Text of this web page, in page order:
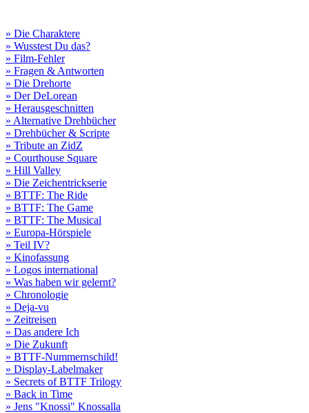
» Die Charaktere
» Wusstest Du das?
» Film-Fehler
» Fragen & Antworten
» Die Drehorte
» Der DeLorean
» Herausgeschnitten
» Alternative Drehbücher
» Drehbücher & Scripte
» Tribute an ZidZ
» Courthouse Square
» Hill Valley
» Die Zeichentrickserie
» BTTF: The Ride
» BTTF: The Game
» BTTF: The Musical
» Europa-Hörspiele
» Teil IV?
» Kinofassung
» Logos international
» Was haben wir gelernt?
» Chronologie
» Deja-vu
» Zeitreisen
» Das andere Ich
» Die Zukunft
» BTTF-Nummernschild!
» Display-Labelmaker
» Secrets of BTTF Trilogy
» Back in Time
» Jens "Knossi" Knossalla